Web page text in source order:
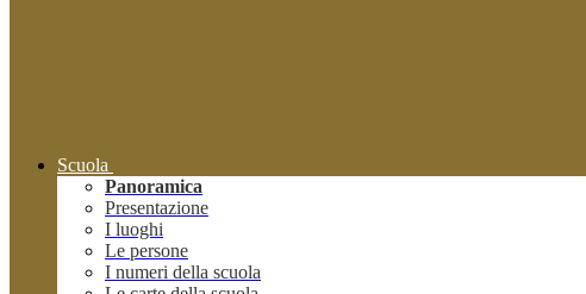
Scuola
Panoramica
Presentazione
I luoghi
Le persone
I numeri della scuola